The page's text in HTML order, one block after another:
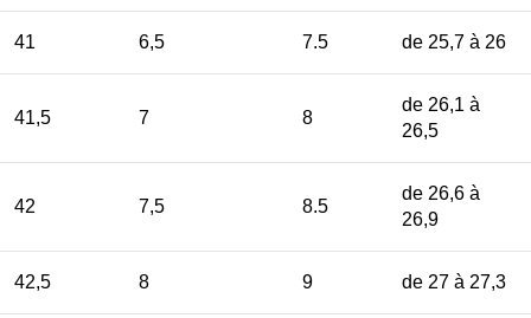
41 6,5 7.5 de 25,7 à 26
41,5 7 8
de 26,1 à
26,5
42 7,5 8.5
de 26,6 à
26,9
42,5 8 9 de 27 à 27,3